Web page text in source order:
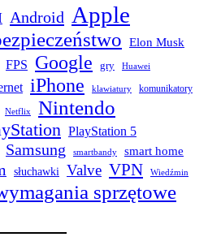
Android Apple
Elon Musk
FPS Google gry Huawei
iPhone klawiatury komunikatory
Netflix Nintendo
PlayStation 5
Samsung smartbandy smart home
słuchawki Valve VPN Wiedźmin
sprzętowe